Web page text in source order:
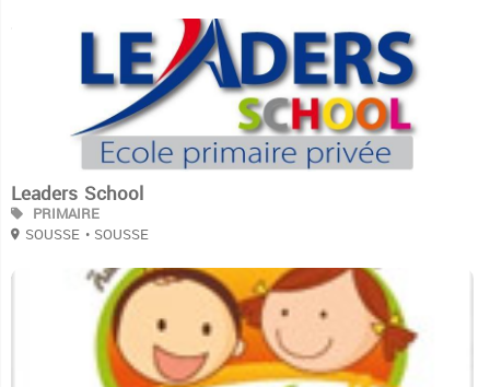
Leaders School
PRIMAIRE
SOUSSE • SOUSSE